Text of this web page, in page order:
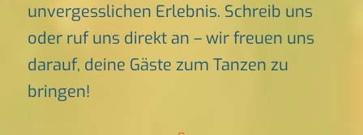
unvergesslichen Erlebnis. Schreib uns
oder ruf uns direkt an – wir freuen uns
darauf, deine Gäste zum Tanzen zu
bringen!